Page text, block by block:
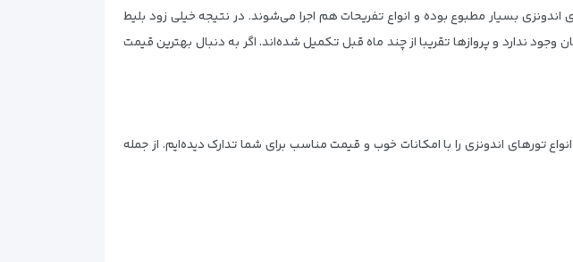
بسیار مطبوع بوده و انواع تفریحات هم اجرا می‌شوند. در نتیجه خیلی زود بلیط
ندارد و پروازها تقریبا از چند ماه قبل تکمیل شده‌اند. اگر به دنبال بهترین قیمت
تورهای اندونزی را با امکانات خوب و قیمت مناسب برای شما تدارک دیده‌ایم. از جمله